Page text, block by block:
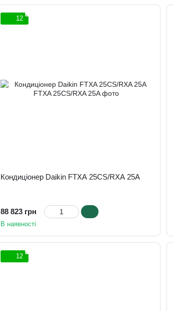
12
Кондиціонер Daikin FTXA 25CS/RXA 25A
88 823 грн
В наявності
12